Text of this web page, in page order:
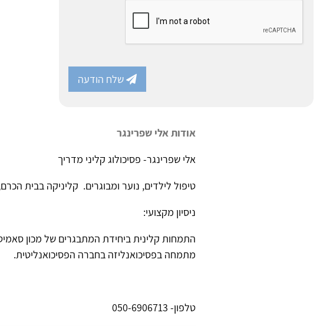
שלח הודעה
אודות אלי שפרינגר
אלי שפרינגר- פסיכולוג קליני מדריך
טיפול לילדים, נוער ומבוגרים. קליניקה בבית
ניסיון מקצועי:
התמחות קלינית ביחידת המתבגרים של מכון סאמיט
מתמחה בפסיכואנליזה בחברה הפסיכואנליטית.
טלפון- 050-6906713